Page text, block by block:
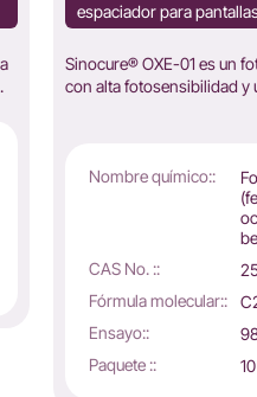
espaciador para
Sinocure® OXE-01 es un
con alta fotosensibilidad y
Nombre químico::
CAS No. ::
Fórmula molecular::
Ensayo::
Paquete ::